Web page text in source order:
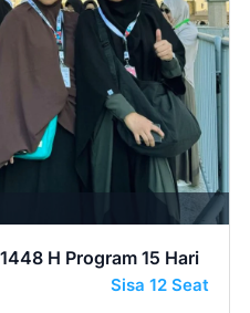
H Program 15 Hari
Sisa 12 Seat